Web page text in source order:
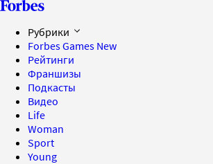
Рубрики
Forbes Games New
Рейтинги
Франшизы
Подкасты
Видео
Life
Woman
Sport
Young